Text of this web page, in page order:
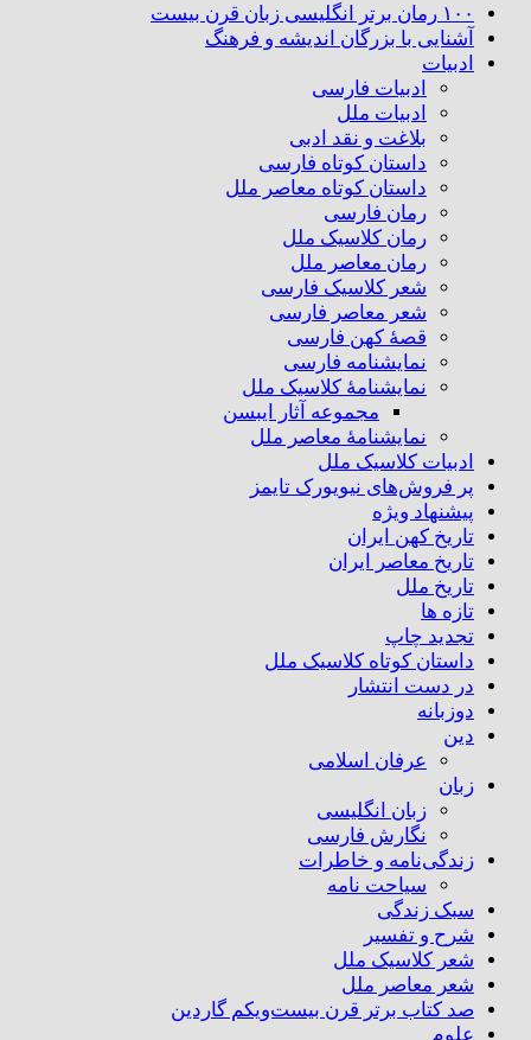
۱۰۰ رمان برتر انگلیسی زبان قرن بیست
آشنایی با بزرگان اندیشه و فرهنگ
ادبیات
ادبیات فارسی
ادبیات ملل
بلاغت و نقد ادبی
داستان کوتاه فارسی
داستان کوتاه معاصر ملل
رمان فارسی
رمان کلاسیک ملل
رمان معاصر ملل
شعر کلاسیک فارسی
شعر معاصر فارسی
قصهٔ کهن فارسی
نمایشنامه فارسی
نمایشنامهٔ کلاسیک ملل
مجموعه آثار ایبسن
نمایشنامهٔ معاصر ملل
ادبیات کلاسیک ملل
پر فروش‌های نیویورک تایمز
پیشنهاد ویژه
تاریخ کهن ایران
تاریخ معاصر ایران
تاریخ ملل
تازه ها
تجدید چاپ
داستان کوتاه کلاسیک ملل
در دست انتشار
دوزبانه
دین
عرفان اسلامی
زبان
زبان انگلیسی
نگارش فارسی
زندگی‌نامه و خاطرات
سیاحت نامه
سبک زندگی
شرح و تفسیر
شعر کلاسیک ملل
شعر معاصر ملل
صد کتاب برتر قرن بیست‌و‌یکم گاردین
علوم